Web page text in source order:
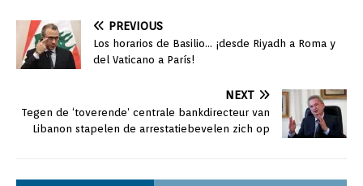
PREVIOUS
Los horarios de Basilio… ¡desde Riyadh a Roma y
del Vaticano a París!
NEXT
Tegen de ‘toverende’ centrale bankdirecteur van
Libanon stapelen de arrestatiebevelen zich op